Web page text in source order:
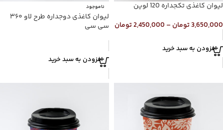
لیوان کاغذی تکجداره 120 لوین
3,650,000تومان –
2,450,000تومان
افزودن به سبد خرید
ناموجود
لیوان کاغذی دوجداره طرح لاو ۳۶۰
سی سی
افزودن به سبد خرید